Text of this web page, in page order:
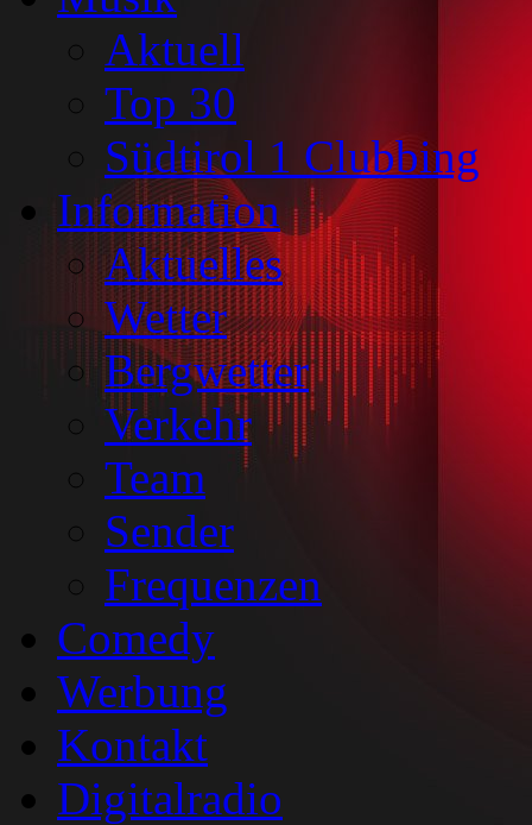
Aktuell
Top 30
Südtirol 1 Clubbing
Information
Aktuelles
Wetter
Bergwetter
Verkehr
Team
Sender
Frequenzen
Comedy
Werbung
Kontakt
Digitalradio